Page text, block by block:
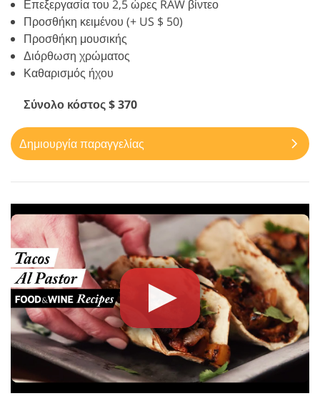
Επεξεργασία του 2,5 ώρες RAW βίντεο
Προσθήκη κειμένου (+ US $ 50)
Προσθήκη μουσικής
Διόρθωση χρώματος
Καθαρισμός ήχου
Σύνολο κόστος $ 370
Δημιουργία παραγγελίας